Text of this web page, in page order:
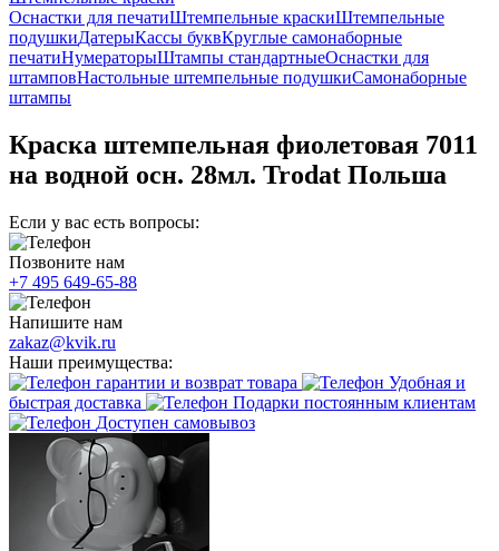
Оснастки для печатиШтемпельные краскиШтемпельные
подушкиДатерыКассы буквКруглые самонаборные
печатиНумераторыШтампы стандартныеОснастки для
штамповНастольные штемпельные подушкиСамонаборные
штампы
Краска штемпельная фиолетовая 7011
на водной осн. 28мл. Trodat Польша
Если у вас есть вопросы:
Позвоните нам
+7 495 649-65-88
Напишите нам
zakaz@kvik.ru
Наши преимущества:
гарантии и возврат товара
Удобная и
быстрая доставка
Подарки постоянным клиентам
Доступен самовывоз